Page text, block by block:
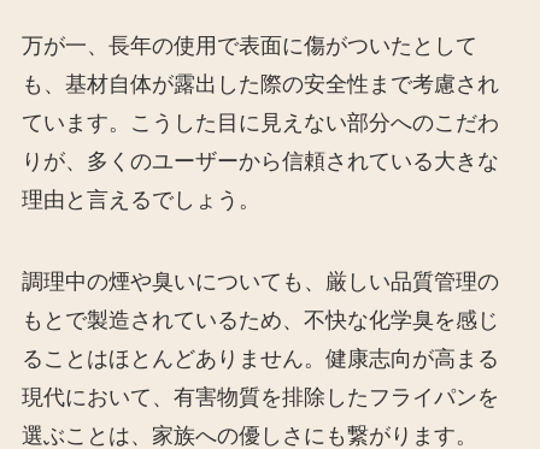
万が一、長年の使用で表面に傷がついたとして
も、基材自体が露出した際の安全性まで考慮され
ています。こうした目に見えない部分へのこだわ
りが、多くのユーザーから信頼されている大きな
理由と言えるでしょう。
調理中の煙や臭いについても、厳しい品質管理の
もとで製造されているため、不快な化学臭を感じ
ることはほとんどありません。健康志向が高まる
現代において、有害物質を排除したフライパンを
選ぶことは、家族への優しさにも繋がります。